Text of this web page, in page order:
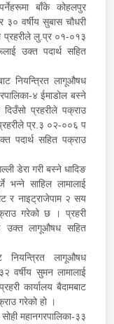
बाँके कोहलपुर
वर्षीय सुबास चौधरी
प्रहरीले लु.प्र ०१-०१३
उक्त पदार्थ सहित
नियन्त्रित लागूऔषध
४ ईमाडोल बस्ने
प्रहरीले पक्राउ
प्र.३ ०२-००६ प
पदार्थ सहित पक्राउ
डेरा गरी बस्ने धादिङ
भन्ने साहिल लामालाई
र नाइट्राजेपाम २ सय
गरेको छ । प्रहरी
उक्त लागूऔषध सहित
नियन्त्रित लागूऔषध
वर्षीय सुमन लामालाई
कार्यालय बैदामबाट
गरेको हो ।
महानगरपालिका-३३